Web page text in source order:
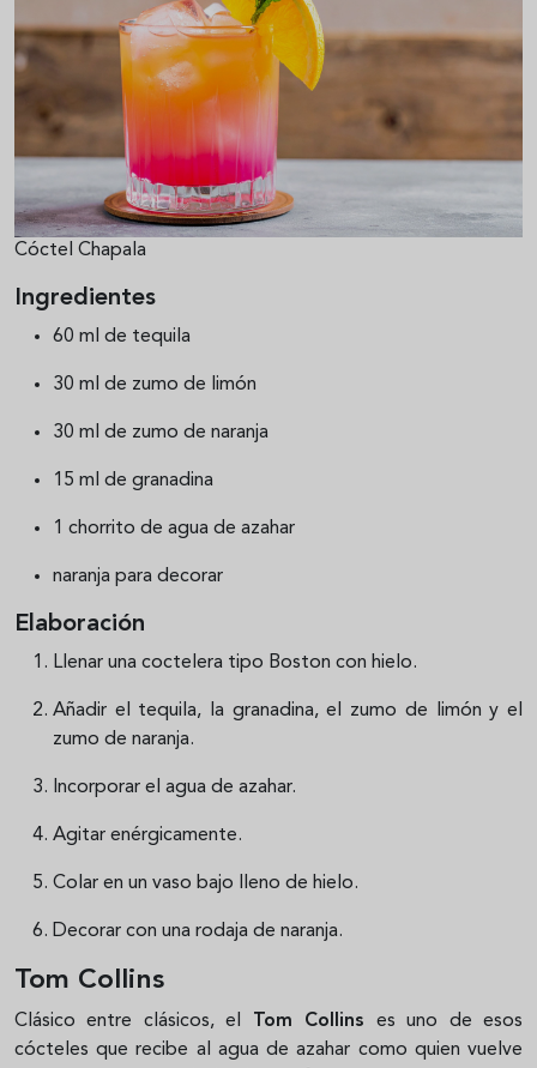
Cóctel Chapala
Ingredientes
60 ml de tequila
30 ml de zumo de limón
30 ml de zumo de naranja
15 ml de granadina
1 chorrito de agua de azahar
naranja para decorar
Elaboración
Llenar una coctelera tipo Boston con hielo.
Añadir el tequila, la granadina, el zumo de limón y el
zumo de naranja.
Incorporar el agua de azahar.
Agitar enérgicamente.
Colar en un vaso bajo lleno de hielo.
Decorar con una rodaja de naranja.
Tom Collins
Clásico entre clásicos, el Tom Collins es uno de esos
cócteles que recibe al agua de azahar como quien vuelve